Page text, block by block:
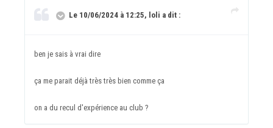
Le 10/06/2024 à 12:25, loli a dit :
ben je sais à vrai dire
ça me parait déjà très très bien comme ça
on a du recul d'expérience au club ?